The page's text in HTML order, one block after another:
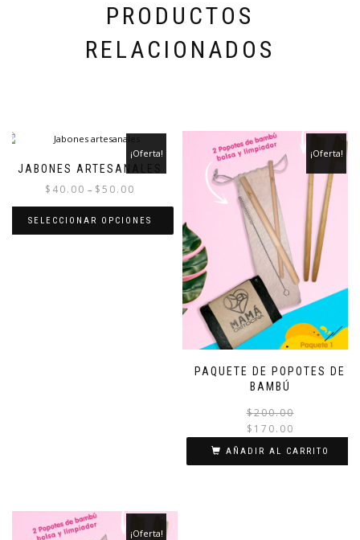
PRODUCTOS
RELACIONADOS
JABONES ARTESANALES
¡Oferta!
$ 40.00 – $50.00
SELECCIONAR OPCIONES
PAQUETE DE POPOTES DE
BAMBÚ
¡Oferta!
$200.00
$ 170.00
AÑADIR AL CARRITO
¡Oferta!